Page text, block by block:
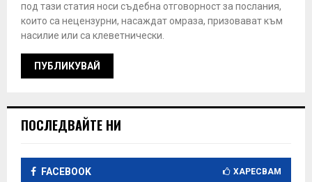
под тази статия носи съдебна отговорност за послания,
които са нецензурни, насаждат омраза, призовават към
насилие или са клеветнически.
ПОСЛЕДВАЙТЕ НИ
FACEBOOK ХАРЕСВАМ